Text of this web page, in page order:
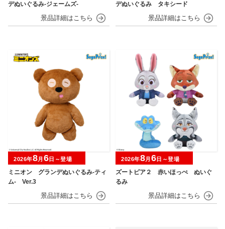
デぬいぐるみ‐ジェームズ‐
デぬいぐるみ タキシード
ミニオン グランデぬいぐるみ‐ティ
ム‐ Ver.3
2026年8月 6日～登場
ズートピア２ 赤いほっぺ ぬいぐ
るみ
2026年8月 6日～登場